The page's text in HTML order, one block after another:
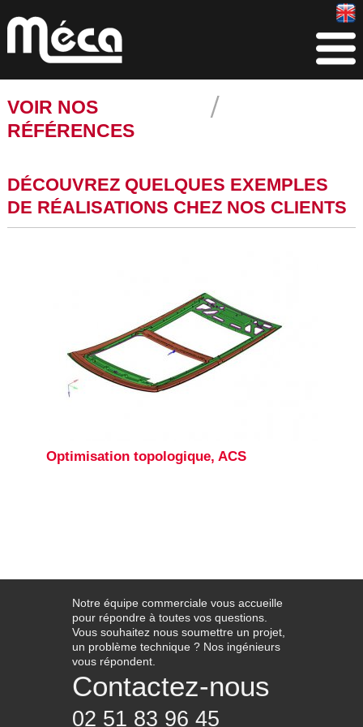
VOIR NOS
RÉFÉRENCES
DÉCOUVREZ QUELQUES EXEMPLES
DE RÉALISATIONS CHEZ NOS CLIENTS
Optimisation topologique, ACS
Notre équipe commerciale vous accueille
pour répondre à toutes vos questions.
Vous souhaitez nous soumettre un projet,
un problème technique ? Nos ingénieurs
vous répondent.
Contactez-nous
02 51 83 96 45